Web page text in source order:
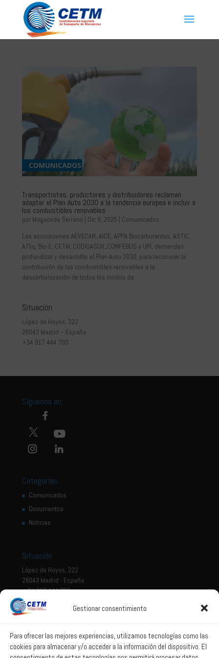
Gestionar consentimiento
Para ofrecer las mejores experiencias, utilizamos tecnologías como las
cookies para almacenar y/o acceder a la información del dispositivo. El
Transportistas, productores y distribuidores reclaman
adaptar el Plan Auto 2030 a la tendencia europea e incluir a
los combustibles renovables
por Magaceda Serrano | Dic 9, 2025 | Comunicados
Las asociaciones AEVECAR, AICE, APPA Biocarburantes, ASTIC,
ATliq, Bio-E, CETM, CODIGASOIL,CONFEBUS y UPI, demandan
profundizar y desarrollar el Plan Auto 2030, para reconocer la
contribución de los combustibles renovables a la
descarbonización de todos los modos de...
Situación
López de Hoyos, 322
28043 Madrid – España
+34 917 444 700
Síguenos en:
Categorías
Comunicados
Documentos
Noticias
Situación
López de Hoyos, 322
28043 Madrid - España
+ 34 917 444 700
Aviso legal
Política de privacidad